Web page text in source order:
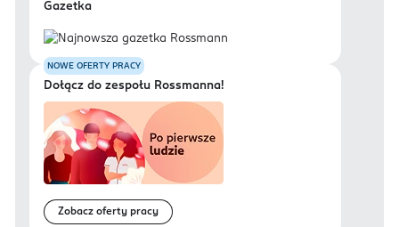
Gazetka
NOWE OFERTY PRACY
Dołącz do zespołu Rossmanna!
Zobacz oferty pracy